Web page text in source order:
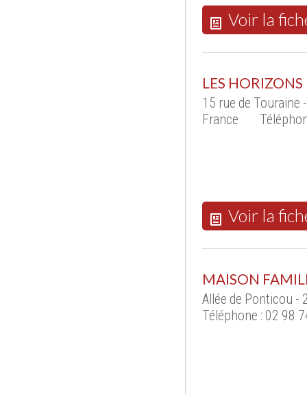
Voir la
LES HORIZONS
15 rue de Touraine
France
Voir la
MAISON
Allée de Ponticou -
Téléphone : 02 98